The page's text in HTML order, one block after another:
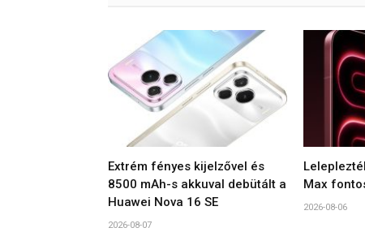
Extrém fényes kijelzővel és
8500 mAh-s akkuval debütált a
Huawei Nova 16 SE
2026-08-07
Max
2026-08-06